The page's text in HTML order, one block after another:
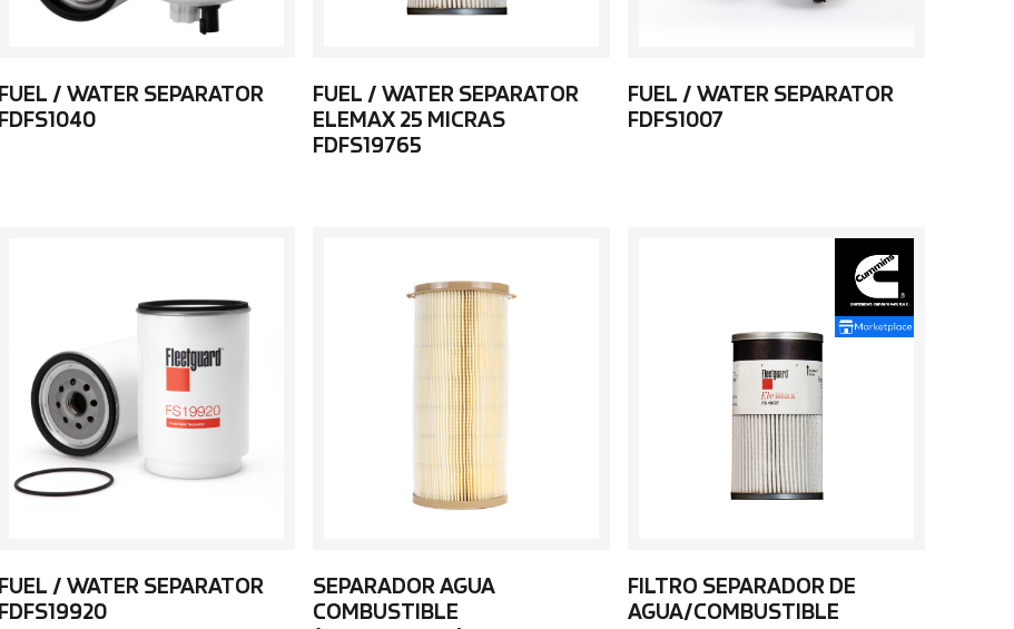
FUEL / WATER SEPARATOR
FDFS1040
FUEL / WATER SEPARATOR
ELEMAX 25 MICRAS
FDFS19765
FUEL / WATER SEPARATOR
FDFS1007
FUEL / WATER SEPARATOR
FDFS19920
SEPARADOR AGUA
COMBUSTIBLE
FILTRO SEPARADOR DE
AGUA/COMBUSTIBLE